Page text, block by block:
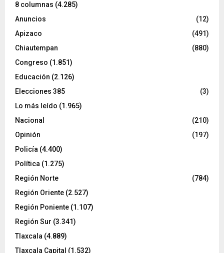
8 columnas (4.285)
Anuncios
(12)
Apizaco
(491)
Chiautempan
(880)
Congreso (1.851)
Educación (2.126)
Elecciones 385
(3)
Lo más leído (1.965)
Nacional
(210)
Opinión
(197)
Policía (4.400)
Política (1.275)
Región Norte
(784)
Región Oriente (2.527)
Región Poniente (1.107)
Región Sur (3.341)
Tlaxcala (4.889)
Tlaxcala Capital (1.532)